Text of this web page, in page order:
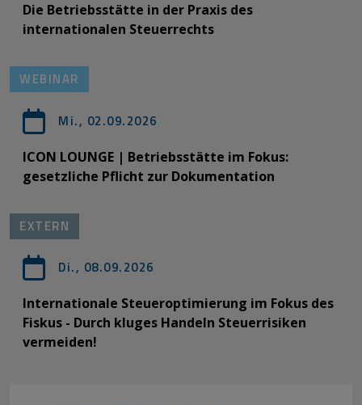
Die Betriebsstätte in der Praxis des
internationalen Steuerrechts
WEBINAR
Mi., 02.09.2026
ICON LOUNGE | Betriebsstätte im Fokus:
gesetzliche Pflicht zur Dokumentation
EXTERN
Di., 08.09.2026
Internationale Steueroptimierung im Fokus des
Fiskus - Durch kluges Handeln Steuerrisiken
vermeiden!